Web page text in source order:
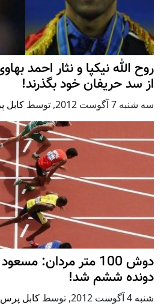
روح الله نیکپا و نثار احمد
از سد حریفان خود بگذرند!
سه شنبه 7 آگوست 2012 , توسط
دونده ششم شد!
شنبه 4 آگوست 2012 , توسط کابل